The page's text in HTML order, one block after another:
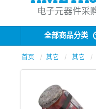
电子元器件采
全部商品分类
首页 其它 其它